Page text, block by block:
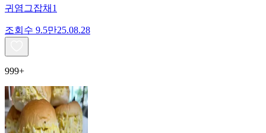
귀염그잡채1
조회수 9.5만25.08.28
999+